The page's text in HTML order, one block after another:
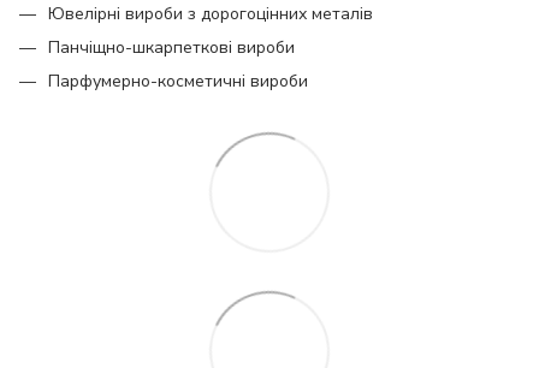
Ювелірні вироби з дорогоцінних металів
Панчіщно-шкарпеткові вироби
Парфумерно-косметичні вироби